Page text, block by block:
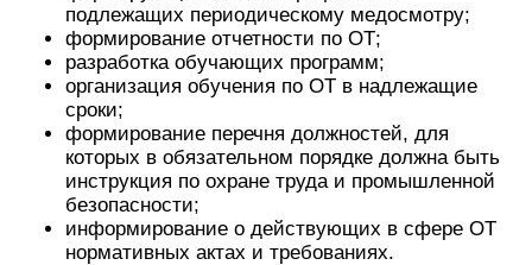
подлежащих периодическому медосмотру;
формирование отчетности по ОТ;
разработка обучающих программ;
организация обучения по ОТ в надлежащие
сроки;
формирование перечня должностей, для
которых в обязательном порядке должна быть
инструкция по охране труда и промышленной
безопасности;
информирование о действующих в сфере ОТ
нормативных актах и требованиях.